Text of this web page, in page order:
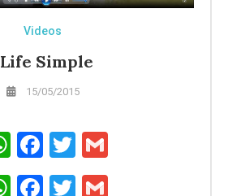
Videos
Life Simple
15/05/2015
WhatsApp
Facebook
Twitter
WhatsApp
Facebook
Twitter